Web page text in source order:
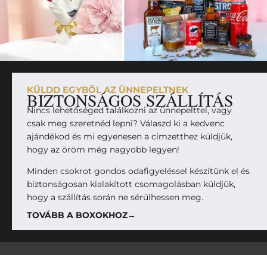
KÜLDD EGYBŐL AZ ÜNNEPELTNEK
BIZTONSÁGOS SZÁLLÍTÁS
Nincs lehetőséged találkozni az ünnepelttel, vagy
csak meg szeretnéd lepni? Válaszd ki a kedvenc
ajándékod és mi egyenesen a címzetthez küldjük,
hogy az öröm még nagyobb legyen!
Minden csokrot gondos odafigyeléssel készítünk el és
biztonságosan kialakított csomagolásban küldjük,
hogy a szállítás során ne sérülhessen meg.
TOVÁBB A BOXOKHOZ→